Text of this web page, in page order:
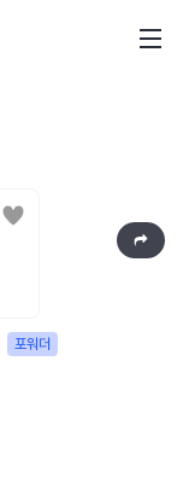
좋아요
포워더